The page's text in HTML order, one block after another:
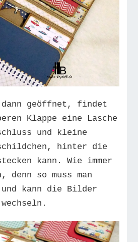
dann geöffnet, findet
Klappe eine Lasche
und kleine
hinter die
kann. Wie immer
denn so muss man
kann die Bilder